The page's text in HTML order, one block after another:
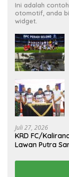
Ini adalah
otomotif, anda
widget.
Juli 27, 2026
KRD FC/
Lawan Putra